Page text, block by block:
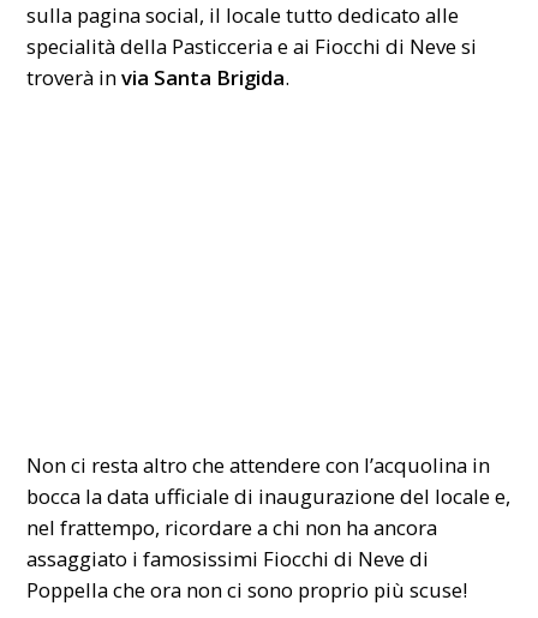
sulla pagina social, il locale tutto dedicato alle
specialità della Pasticceria e ai Fiocchi di Neve si
troverà invia Santa Brigida.
Non ci resta altro che attendere con l’acquolina in
bocca la data ufficiale di inaugurazione del locale e,
nel frattempo, ricordare a chi non ha ancora
assaggiato i famosissimi Fiocchi di Neve di
Poppella che ora non ci sono proprio più scuse!